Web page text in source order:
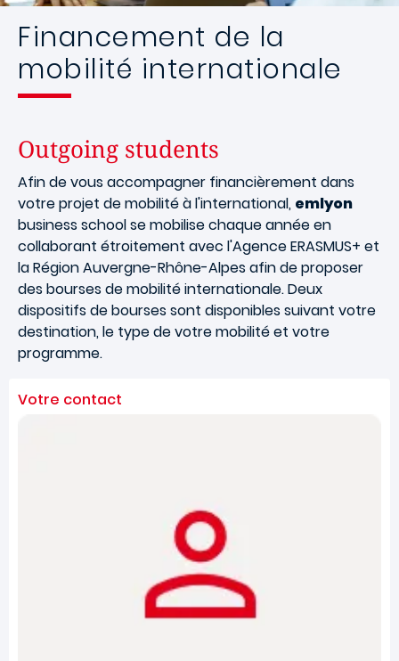
Financement de la
mobilité internationale
Outgoing students
Afin de vous accompagner financièrement dans
votre projet de mobilité à l'international, emlyon
business school se mobilise chaque année en
collaborant étroitement avec l'Agence ERASMUS+ et
la Région Auvergne-Rhône-Alpes afin de proposer
des bourses de mobilité internationale. Deux
dispositifs de bourses sont disponibles suivant votre
destination, le type de votre mobilité et votre
programme.
Votre contact